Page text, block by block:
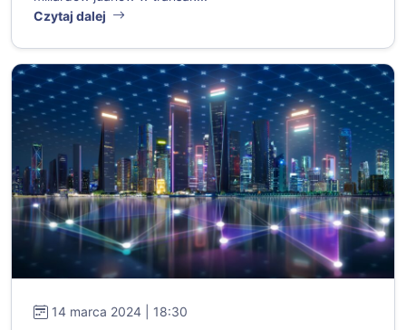
Czytaj dalej
14 marca 2024 | 18:30